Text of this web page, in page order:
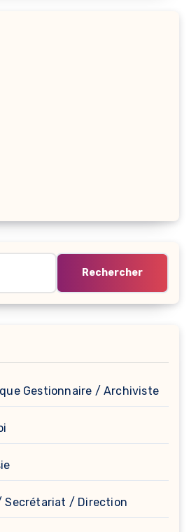
Gestionnaire / Archiviste
/ Direction